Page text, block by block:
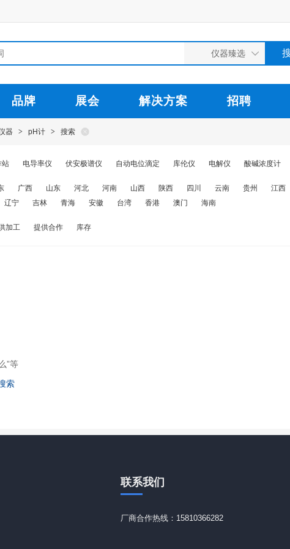
品牌 展会 解决方案 招聘
器 > pH计 > 搜索
站 电导率仪 伏安极谱仪 自动电位滴定 库伦仪 电解仪 酸碱浓度计
广西 山东 河北 河南 山西 陕西 四川 云南 贵州 江西
辽宁 吉林 青海 安徽 台湾 香港 澳门 海南
加工 提供合作 库存
”等
索
联系我们
厂商合作热线：15810366282